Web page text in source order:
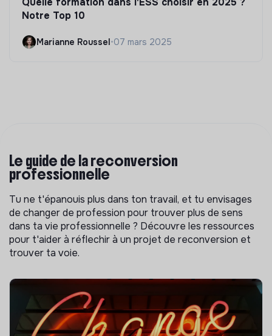
Notre Top 10
Marianne Roussel•07 mars 2025
Le guide de la reconversion
professionnelle
Tu ne t'épanouis plus dans ton travail, et tu envisages
de changer de profession pour trouver plus de sens
dans ta vie professionnelle ? Découvre les ressources
pour t'aider à réflechir à un projet de reconversion et
trouver ta voie.